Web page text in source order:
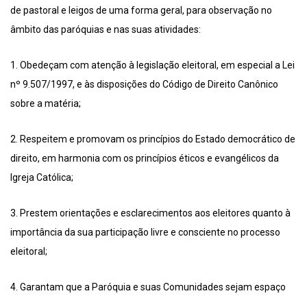
de pastoral e leigos de uma forma geral, para observação no
âmbito das paróquias e nas suas atividades:
1. Obedeçam com atenção à legislação eleitoral, em especial a Lei
nº 9.507/1997, e às disposições do Código de Direito Canônico
sobre a matéria;
2. Respeitem e promovam os princípios do Estado democrático de
direito, em harmonia com os princípios éticos e evangélicos da
Igreja Católica;
3. Prestem orientações e esclarecimentos aos eleitores quanto à
importância da sua participação livre e consciente no processo
eleitoral;
4. Garantam que a Paróquia e suas Comunidades sejam espaço